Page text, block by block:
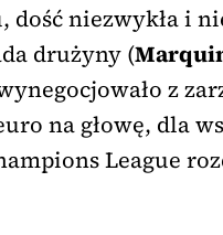
dość niezwykła i
drużyny (
z
na głowę, dla
League